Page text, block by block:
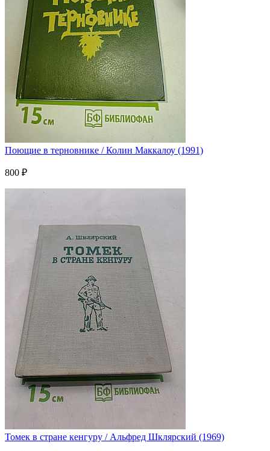
Поющие в терновнике / Колин Маккалоу (1991)
800 ₽
Томек в стране кенгуру / Альфред Шклярский (1969)